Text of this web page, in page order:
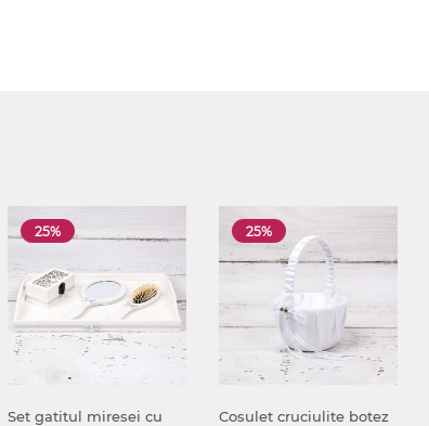
25%
Set gatitul miresei cu
25%
Cosulet cruciulite botez